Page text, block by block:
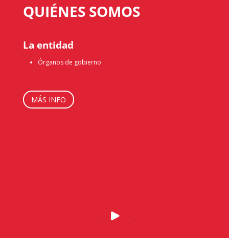
QUIÉNES SOMOS
La entidad
Órganos de gobierno
MÁS INFO